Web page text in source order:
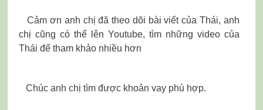
Cảm ơn anh chị đã theo dõi bài viết của Thái, anh
chị cũng có thể lên Youtube, tìm những video của
Thái để tham khảo nhiều hơn
Chúc anh chị tìm được khoản vay phù hợp.